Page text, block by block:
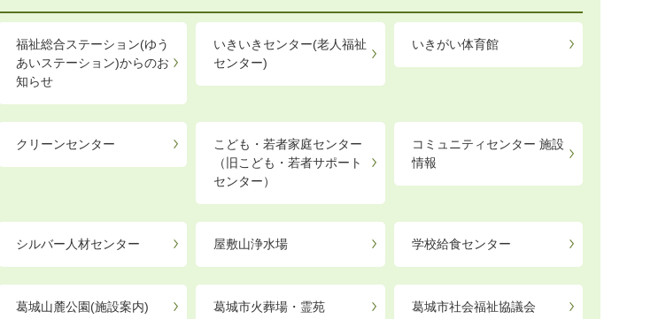
福祉総合ステーション(ゆう
あいステーション)からのお
知らせ
いきいきセンター(老人福祉
センター)
いきがい体育館
クリーンセンター
こども・若者家庭センター
（旧こども・若者サポート
センター）
コミュニティセンター 施設
情報
シルバー人材センター 屋敷山浄水場 学校給食センター
葛城山麓公園(施設案内) 葛城市火葬場・霊苑 葛城市社会福祉協議会